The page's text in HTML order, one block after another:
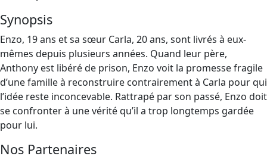
Synopsis
Enzo, 19 ans et sa sœur Carla, 20 ans, sont livrés à eux-
mêmes depuis plusieurs années. Quand leur père,
Anthony est libéré de prison, Enzo voit la promesse fragile
d’une famille à reconstruire contrairement à Carla pour qui
l’idée reste inconcevable. Rattrapé par son passé, Enzo doit
se confronter à une vérité qu’il a trop longtemps gardée
pour lui.
Nos Partenaires